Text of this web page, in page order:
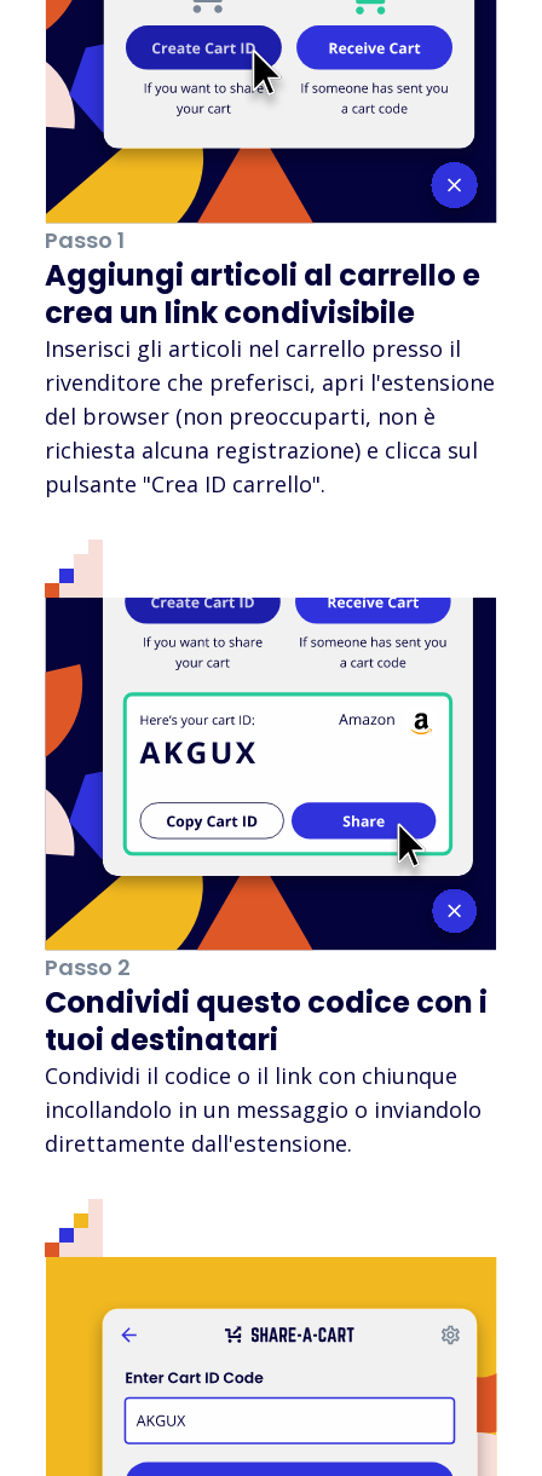
Passo 1
Aggiungi articoli al carrello e
crea un link condivisibile
Inserisci gli articoli nel carrello presso il
rivenditore che preferisci, apri l'estensione
del browser (non preoccuparti, non è
richiesta alcuna registrazione) e clicca sul
pulsante "Crea ID carrello".
Passo 2
Condividi questo codice con i
tuoi destinatari
Condividi il codice o il link con chiunque
incollandolo in un messaggio o inviandolo
direttamente dall'estensione.